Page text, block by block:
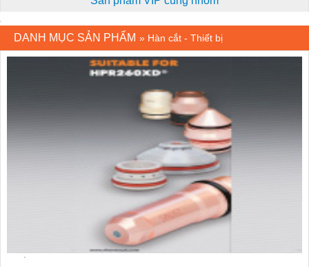
DANH MỤC SẢN PHẨM » Hàn cắt - Thiết bị